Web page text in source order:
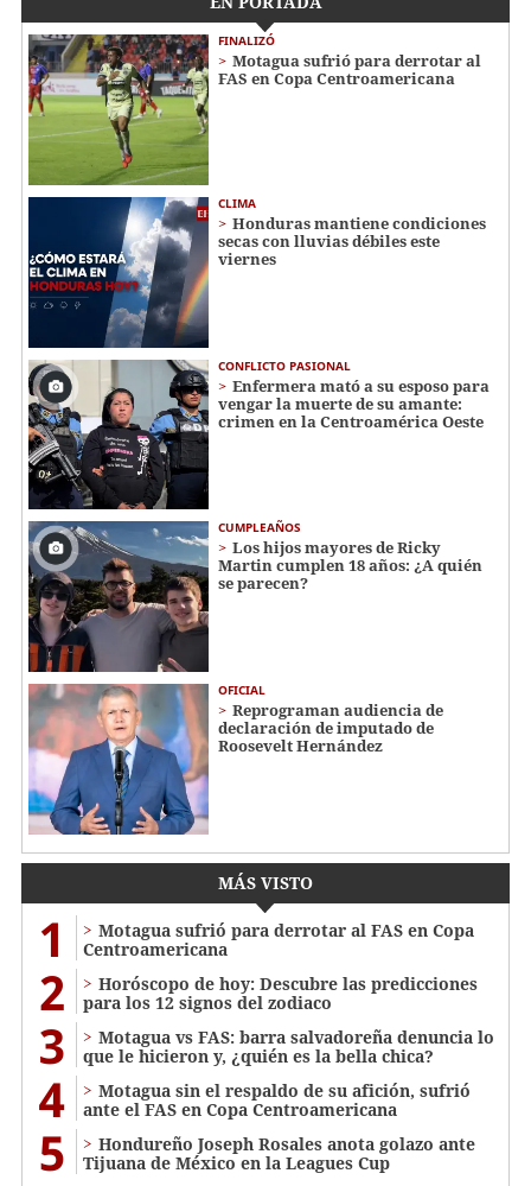
FINALIZÓ
Motagua sufrió para derrotar al
FAS en Copa Centroamericana
CLIMA
Honduras mantiene condiciones
secas con lluvias débiles este
viernes
CONFLICTO PASIONAL
Enfermera mató a su esposo para
vengar la muerte de su amante:
crimen en la Centroamérica Oeste
CUMPLEAÑOS
Los hijos mayores de Ricky
Martin cumplen 18 años: ¿A quién
se parecen?
OFICIAL
Reprograman audiencia de
declaración de imputado de
Roosevelt Hernández
MÁS VISTO
1
Motagua sufrió para derrotar al FAS en Copa
Centroamericana
2
Horóscopo de hoy: Descubre las predicciones
para los 12 signos del zodiaco
3
Motagua vs FAS: barra salvadoreña denuncia lo
que le hicieron y, ¿quién es la bella chica?
4
Motagua sin el respaldo de su afición, sufrió
ante el FAS en Copa Centroamericana
5
Hondureño Joseph Rosales anota golazo ante
Tijuana de México en la Leagues Cup